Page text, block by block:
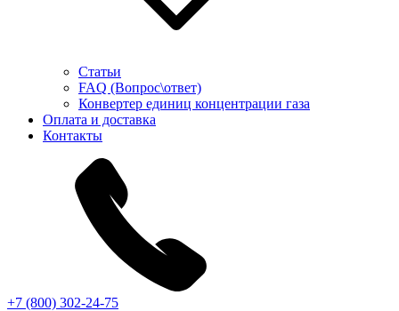
Статьи
FAQ (Вопрос\ответ)
Конвертер единиц концентрации газа
Оплата и доставка
Контакты
+7 (800) 302-24-75